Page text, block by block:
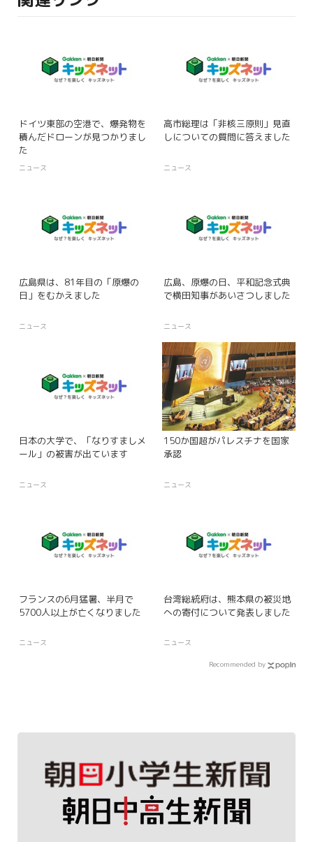
ドイツ東部の空港で、爆発物を
積んだドローンが見つかりまし
た
ニュース
高市総理は「非核三原則」見直
しについての質問に答えました
ニュース
広島県は、81年目の「原爆の
日」をむかえました
ニュース
広島、原爆の日、平和記念式典
で横田知事があいさつしました
ニュース
日本の大学で、「なりすましメ
ール」の被害が出ています
ニュース
150か国超がパレスチナを国家
承認
ニュース
フランスの6月猛暑、半月で
5700人以上が亡くなりました
ニュース
台湾総統府は、熊本県の被災地
への寄付について発表しました
ニュース
Recommended by